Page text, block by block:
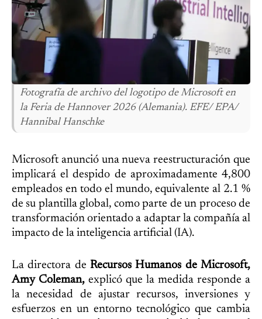
Fotografía de archivo del logotipo de Microsoft en
la Feria de Hannover 2026 (Alemania). EFE/ EPA/
Hannibal Hanschke
Microsoft anunció una nueva reestructuración que
implicará el despido de aproximadamente 4,800
empleados en todo el mundo, equivalente al 2.1 %
de su plantilla global, como parte de un proceso de
transformación orientado a adaptar la compañía al
impacto de la inteligencia artificial (IA).
La directora de Recursos Humanos de Microsoft,
Amy Coleman, explicó que la medida responde a
la necesidad de ajustar recursos, inversiones y
esfuerzos en un entorno tecnológico que cambia